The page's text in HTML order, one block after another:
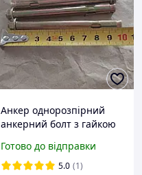
Анкер однорозпірний
анкерний болт з гайкою
сталевий жовтий цинк
Готово до відправки
5.0 (1)